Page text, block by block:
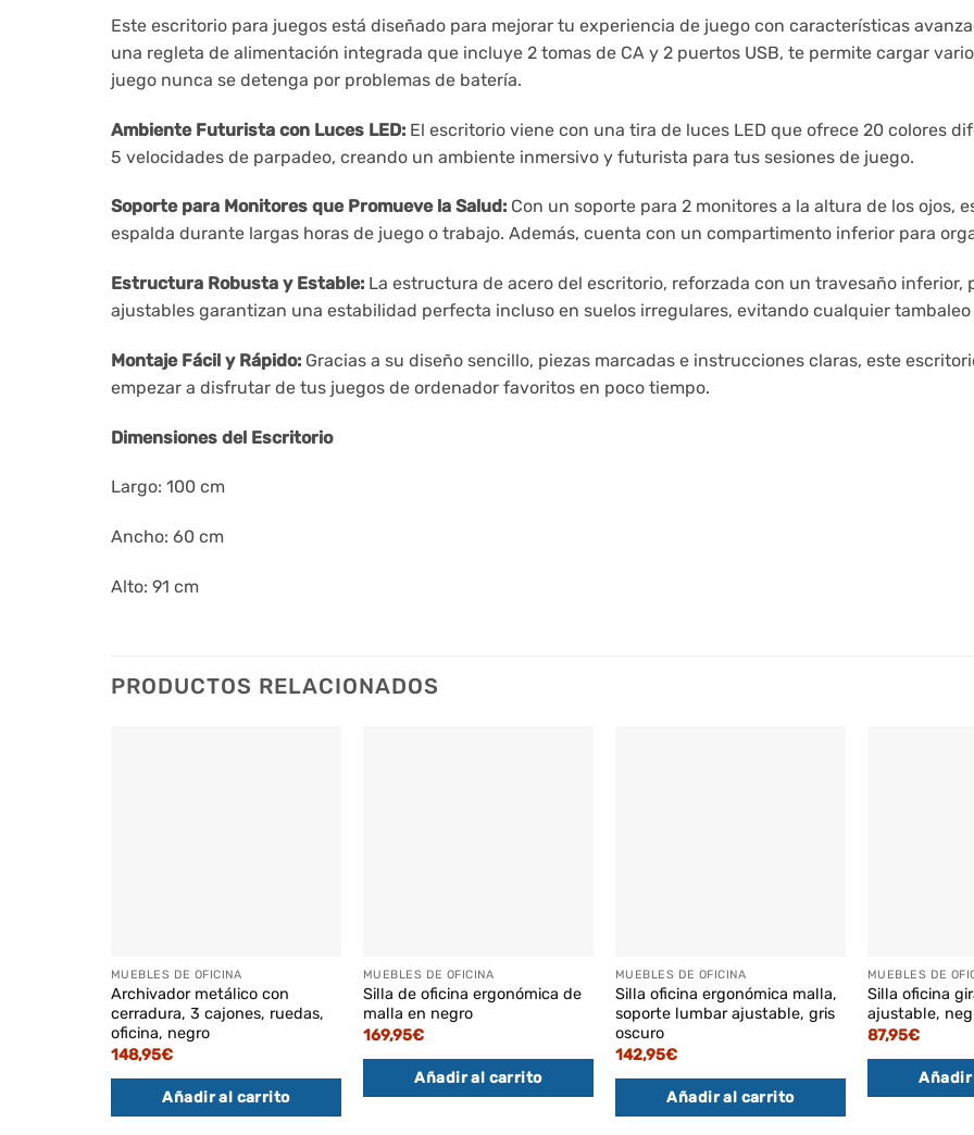
Este escritorio para juegos está diseñado para mejorar tu experiencia de juego con características
una regleta de alimentación integrada que incluye 2 tomas de CA y 2 puertos USB, te permite cargar
juego nunca se detenga por problemas de batería.
Ambiente Futurista con Luces LED: El escritorio viene con una tira de luces LED que ofrece 20 colores
5 velocidades de parpadeo, creando un ambiente inmersivo y futurista para tus sesiones de juego.
Soporte para Monitores que Promueve la Salud: Con un soporte para 2 monitores a la altura de los ojos,
espalda durante largas horas de juego o trabajo. Además, cuenta con un compartimento inferior para
Estructura Robusta y Estable: La estructura de acero del escritorio, reforzada con un travesaño inferior,
ajustables garantizan una estabilidad perfecta incluso en suelos irregulares, evitando cualquier
Montaje Fácil y Rápido: Gracias a su diseño sencillo, piezas marcadas e instrucciones claras, este
empezar a disfrutar de tus juegos de ordenador favoritos en poco tiempo.
Dimensiones del Escritorio
Largo: 100 cm
Ancho: 60 cm
Alto: 91 cm
PRODUCTOS RELACIONADOS
MUEBLES DE OFICINA
Archivador metálico con
cerradura, 3 cajones, ruedas,
oficina, negro
148,95€
Añadir al carrito
MUEBLES DE OFICINA
Silla de oficina ergonómica de
malla en negro
169,95€
Añadir al carrito
MUEBLES DE OFICINA
Silla oficina ergonómica malla,
soporte lumbar ajustable, gris
oscuro
142,95€
Añadir al carrito
MUEBLES DE
Silla oficina
ajustable,
87,95€